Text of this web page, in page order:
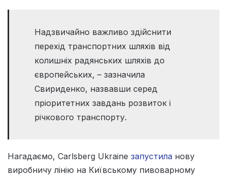
Надзвичайно важливо здійснити
перехід транспортних шляхів від
колишніх радянських шляхів до
європейських, – зазначила
Свириденко, назвавши серед
пріоритетних завдань розвиток і
річкового транспорту.
Нагадаємо, Carlsberg Ukraine запустила нову
виробничу лінію на Київському пивоварному